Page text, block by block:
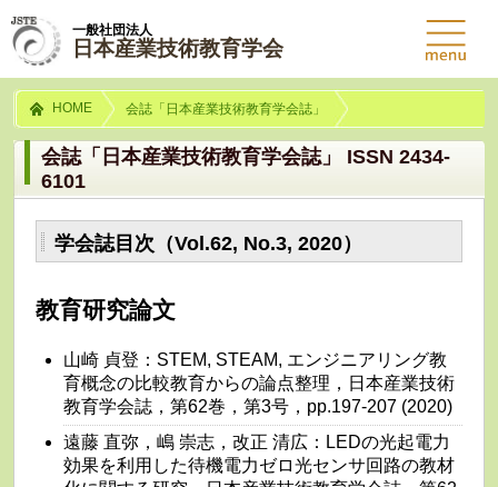
一般社団法人
日本産業技術教育学会
HOME 会誌「日本産業技術教育学会誌」
会誌「日本産業技術教育学会誌」 ISSN 2434-
6101
学会誌目次（Vol.62, No.3, 2020）
教育研究論文
山崎 貞登：STEM, STEAM, エンジニアリング教
育概念の比較教育からの論点整理，日本産業技術
教育学会誌，第62巻，第3号，pp.197-207 (2020)
遠藤 直弥，嶋 崇志，改正 清広：LEDの光起電力
効果を利用した待機電力ゼロ光センサ回路の教材